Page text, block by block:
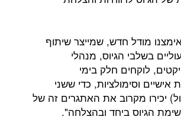
מודל חדש, שמייצר שיתוף
בשלבי הגיוס, מנהלי
לוקחים חלק בימי
וסימולציות, כדי ששני
יכירו מקרוב את האתגרים זה של
הגיוס ביחד ובהצלחה".